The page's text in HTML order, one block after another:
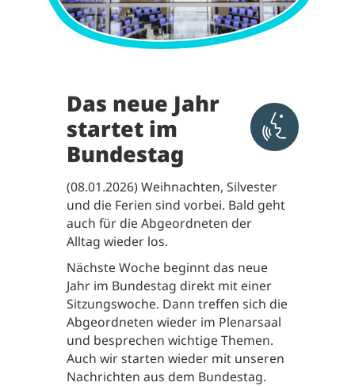
Das neue Jahr
startet im
Bundestag
Aktivieren
(08.01.2026) Weihnachten, Silvester
und die Ferien sind vorbei. Bald geht
auch für die Abgeordneten der
Alltag wieder los.
Nächste Woche beginnt das neue
Jahr im Bundestag direkt mit einer
Sitzungswoche. Dann treffen sich die
Abgeordneten wieder im Plenarsaal
und besprechen wichtige Themen.
Auch wir starten wieder mit unseren
Nachrichten aus dem Bundestag.